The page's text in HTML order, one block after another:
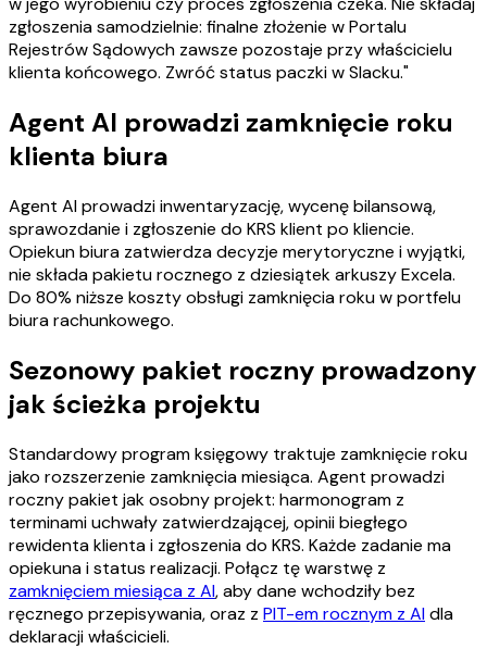
zgłoszenia samodzielnie: finalne złożenie w Portalu
Rejestrów Sądowych zawsze pozostaje przy właścicielu
klienta końcowego. Zwróć status paczki w Slacku."
Agent AI prowadzi zamknięcie roku
klienta biura
Agent AI prowadzi inwentaryzację, wycenę bilansową,
sprawozdanie i zgłoszenie do KRS klient po kliencie.
Opiekun biura zatwierdza decyzje merytoryczne i wyjątki,
nie składa pakietu rocznego z dziesiątek arkuszy Excela.
Do 80% niższe koszty obsługi zamknięcia roku w portfelu
biura rachunkowego.
Sezonowy pakiet roczny prowadzony
jak ścieżka projektu
Standardowy program księgowy traktuje zamknięcie roku
jako rozszerzenie zamknięcia miesiąca. Agent prowadzi
roczny pakiet jak osobny projekt: harmonogram z
terminami uchwały zatwierdzającej, opinii biegłego
rewidenta klienta i zgłoszenia do KRS. Każde zadanie ma
opiekuna i status realizacji. Połącz tę warstwę z
zamknięciem miesiąca z AI, aby dane wchodziły bez
ręcznego przepisywania, oraz z PIT-em rocznym z AIdla
deklaracji właścicieli.